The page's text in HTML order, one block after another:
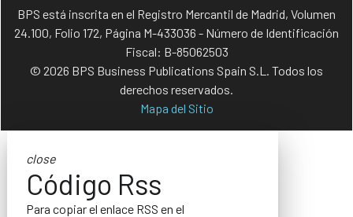
BPS está inscrita en el Registro Mercantil de Madrid, Volumen
24.100, Folio 172, Página M-433036 - Número de Identificación
Fiscal: B-85062503
© 2026 BPS Business Publications Spain S.L. Todos los
derechos reservados.
Mapa del Sitio
close
Código Rss
Para copiar el enlace RSS en el